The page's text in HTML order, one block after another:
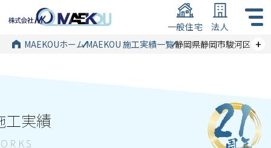
一般住宅 法人
+
MAEKOUホームMAEKOU 施工実績一覧静岡県静岡市駿河区 T様
工実績